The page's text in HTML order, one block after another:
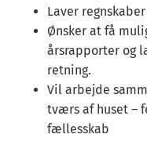
Laver
Ønsker at få
årsrapporter og
retning.
Vil arbejde
tværs af huset –
fællesskab